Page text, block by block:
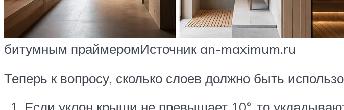
битумным праймеромИсточник an-maximum.ru
Теперь к вопросу, сколько слоев должно быть